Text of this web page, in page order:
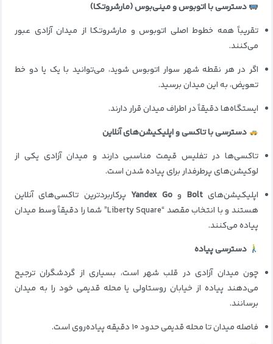
دسترسی با اتوبوس و مینی‌بوس (مارشروتکا)
تقریباً همه خطوط اصلی اتوبوس و مارشروتکا از میدان آزادی عبور
می‌کنند.
اگر در هر نقطه شهر سوار اتوبوس شوید، می‌توانید با یک یا دو خط
تعویض، به این میدان برسید.
ایستگاه‌ها دقیقاً در اطراف میدان قرار دارند.
دسترسی با تاکسی و اپلیکیشن‌های آنلاین
تاکسی‌ها در تفلیس قیمت مناسبی دارند و میدان آزادی یکی از
لوکیشن‌های پرطرفدار برای پیاده شدن است.
اپلیکیشن‌هایBolt وYandex Goپرکاربردترین تاکسی‌های آنلاین
هستند و با انتخاب مقصد “Liberty Square” شما را دقیقاً وسط میدان
پیاده می‌کنند.
دسترسی پیاده
چون میدان آزادی در قلب شهر است، بسیاری از گردشگران ترجیح
می‌دهند پیاده از خیابان روستاولی یا محله قدیمی خود را به میدان
برسانند.
فاصله میدان تا محله قدیمی حدود ۱۰ دقیقه پیاده‌روی است.